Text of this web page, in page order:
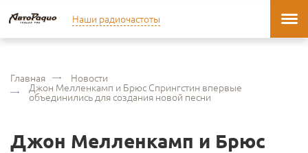
Наши радиочастоты
Главная Новости
Джон Мелленкамп и Брюс Спрингстин впервые
объединились для создания новой песни
Джон Мелленкамп и Брюс